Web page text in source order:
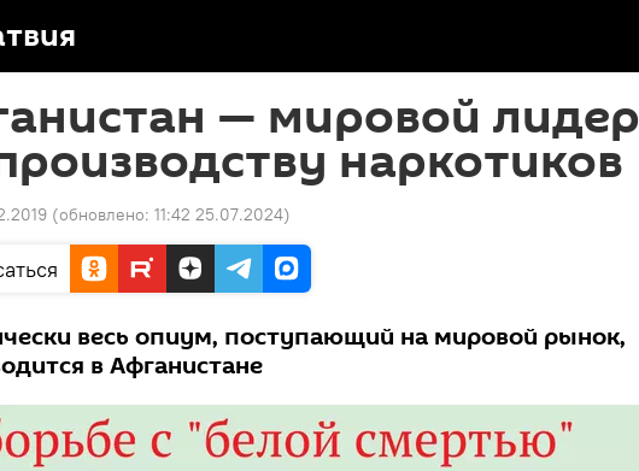
— мировой лидер
наркотиков
(обновлено: 11:42 25.07.2024)
весь опиум, поступающий на мировой рынок,
в Афганистане